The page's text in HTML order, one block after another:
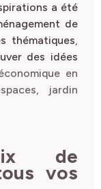
a été
de
thématiques,
des idées
en
jardin
de
vos